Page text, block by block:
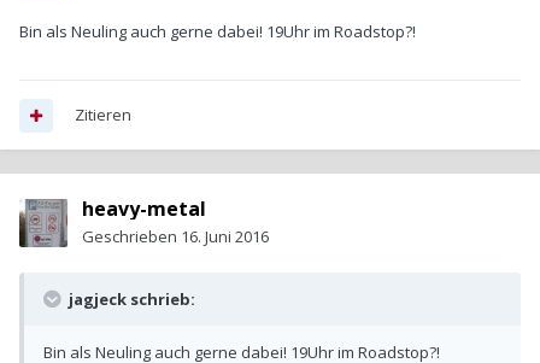
Bin als Neuling auch gerne dabei! 19Uhr im Roadstop?!
Zitieren
heavy-metal
Geschrieben 16. Juni 2016
jagjeck schrieb:
Bin als Neuling auch gerne dabei! 19Uhr im Roadstop?!